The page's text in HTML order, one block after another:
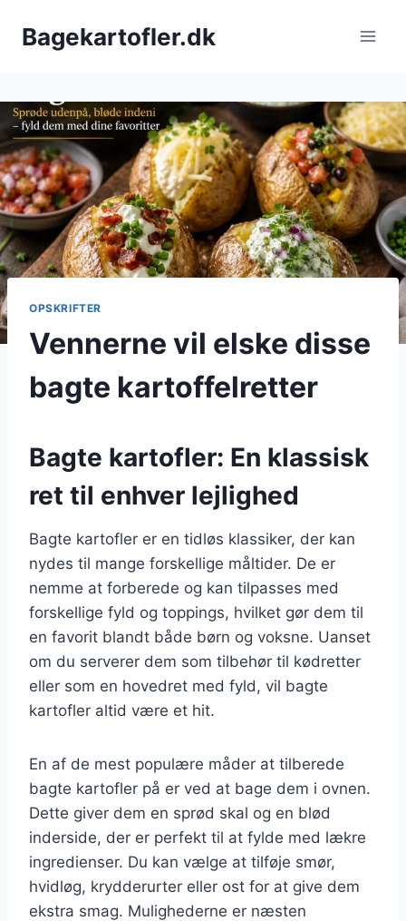
Bagekartofler.dk
OPSKRIFTER
Vennerne vil elske disse
bagte kartoffelretter
Bagte kartofler: En klassisk
ret til enhver lejlighed
Bagte kartofler er en tidløs klassiker, der kan
nydes til mange forskellige måltider. De er
nemme at forberede og kan tilpasses med
forskellige fyld og toppings, hvilket gør dem til
en favorit blandt både børn og voksne. Uanset
om du serverer dem som tilbehør til kødretter
eller som en hovedret med fyld, vil bagte
kartofler altid være et hit.
En af de mest populære måder at tilberede
bagte kartofler på er ved at bage dem i ovnen.
Dette giver dem en sprød skal og en blød
inderside, der er perfekt til at fylde med lækre
ingredienser. Du kan vælge at tilføje smør,
hvidløg, krydderurter eller ost for at give dem
ekstra smag. Mulighederne er næsten